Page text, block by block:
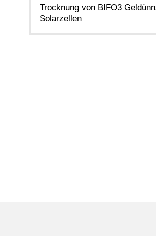
Trocknung von BIFO3
Solarzellen